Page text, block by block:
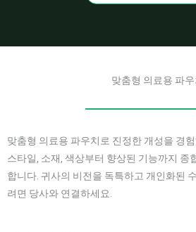
맞춤형 의료용 파우
맞춤형 의료용 파우치로 진정한 개성을 경
스타일, 소재, 색상부터 향상된 기능까지 종
합니다. 귀사의 비전을 독특하고 개인화된
려면 당사와 연결하세요.